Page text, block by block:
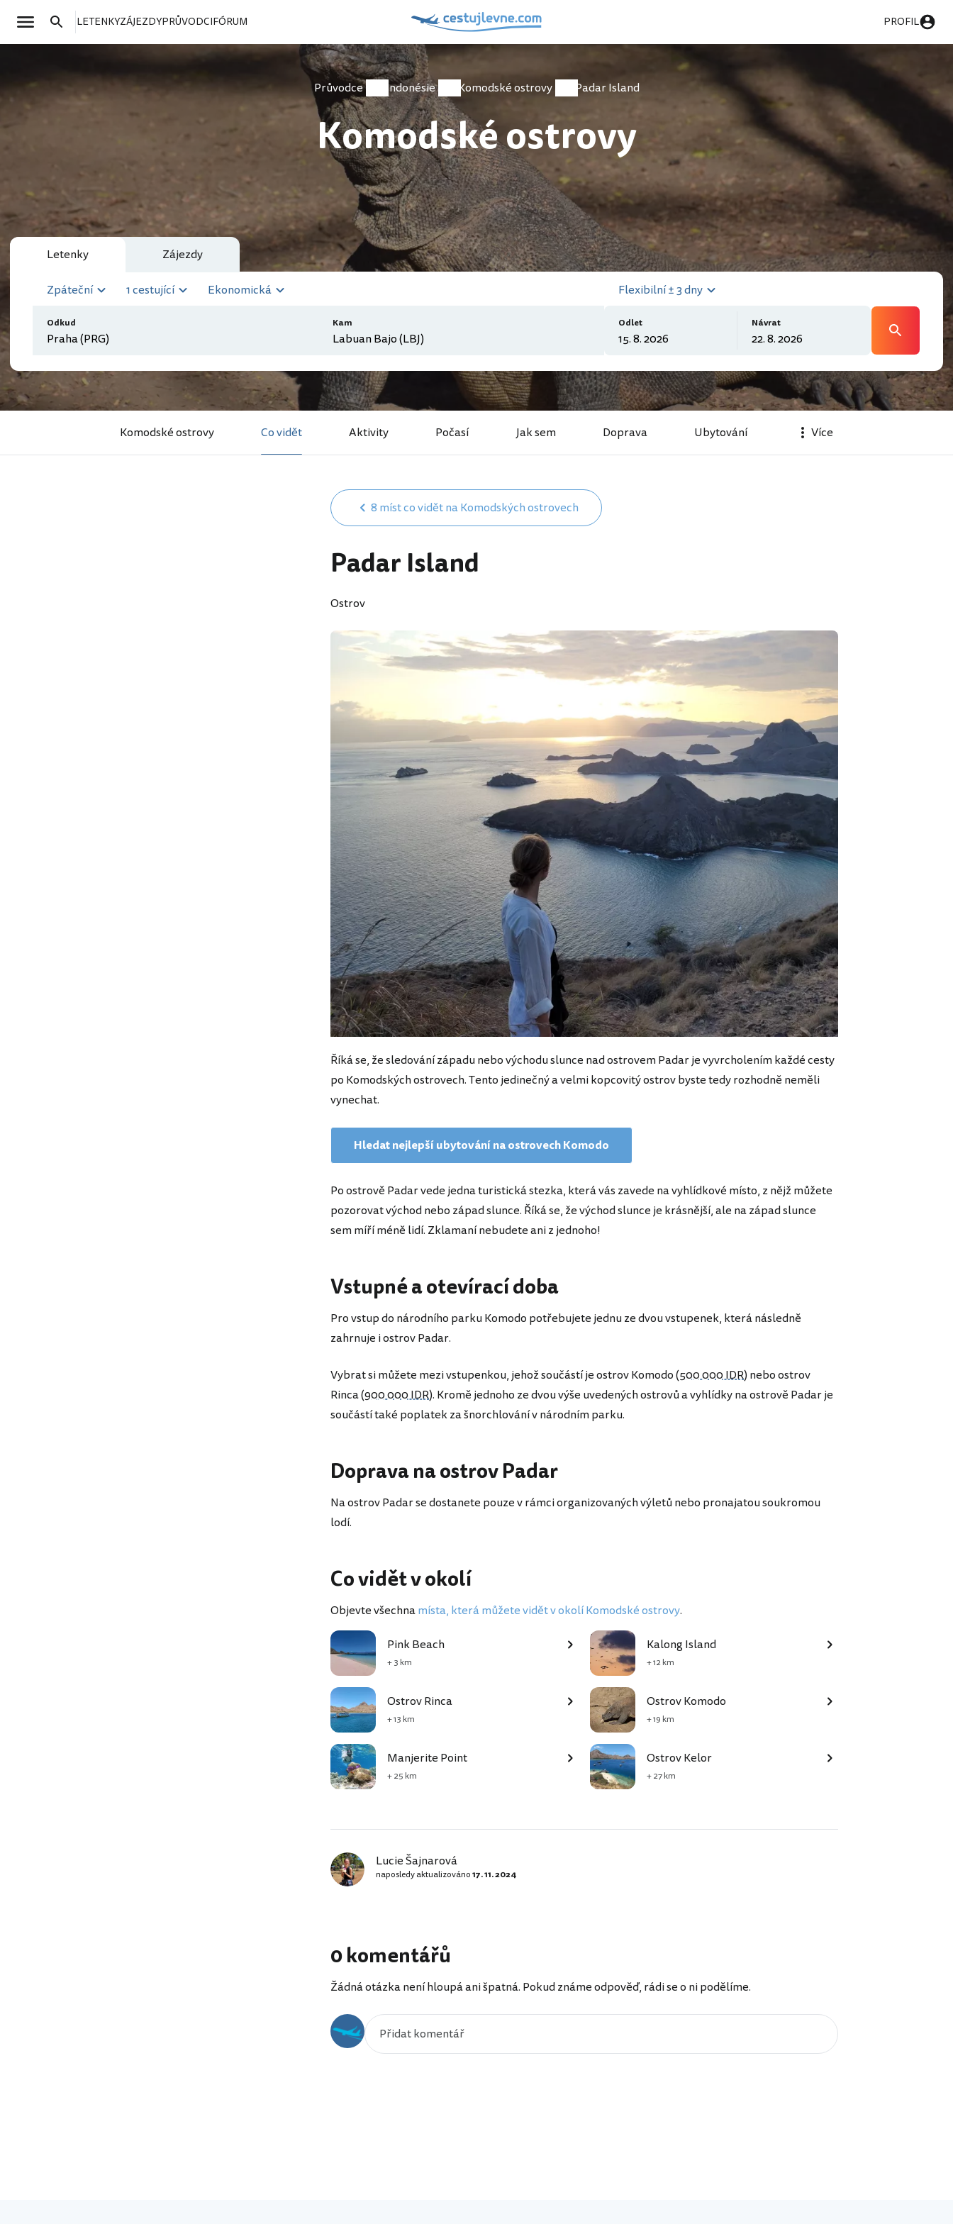
LETENKYZÁJEZDYPRŮVODCIFÓRUM PROFIL
Průvodce Indonésie Komodské ostrovy Padar Island
Komodské ostrovy
Letenky Zájezdy
Zpáteční 1 cestující Ekonomická
Odkud Kam
Flexibilní ± 3 dny
Odlet Návrat
Komodské ostrovy Co vidět Aktivity Počasí Jak sem Doprava Ubytování Více
8 míst co vidět na Komodských ostrovech
Padar Island
Ostrov
Říká se, že sledování západu nebo východu slunce nad ostrovem Padar je vyvrcholením každé cesty
po Komodských ostrovech. Tento jedinečný a velmi kopcovitý ostrov byste tedy rozhodně neměli
vynechat.
Hledat nejlepší ubytování na ostrovech Komodo
Po ostrově Padar vede jedna turistická stezka, která vás zavede na vyhlídkové místo, z nějž můžete
pozorovat východ nebo západ slunce. Říká se, že východ slunce je krásnější, ale na západ slunce
sem míří méně lidí. Zklamaní nebudete ani z jednoho!
Vstupné a otevírací doba
Pro vstup do národního parku Komodo potřebujete jednu ze dvou vstupenek, která následně
zahrnuje i ostrov Padar.
Vybrat si můžete mezi vstupenkou, jehož součástí je ostrov Komodo (500 000 IDR) nebo ostrov
Rinca (900 000 IDR). Kromě jednoho ze dvou výše uvedených ostrovů a vyhlídky na ostrově Padar je
součástí také poplatek za šnorchlování v národním parku.
Doprava na ostrov Padar
Na ostrov Padar se dostanete pouze v rámci organizovaných výletů nebo pronajatou soukromou
lodí.
Co vidět v okolí
Objevte všechnamísta, která můžete vidět v okolí Komodské ostrovy.
Pink Beach
+ 3 km
Kalong Island
+ 12 km
Ostrov Rinca
+ 13 km
Ostrov Komodo
+ 19 km
Manjerite Point
+ 25 km
Ostrov Kelor
+ 27 km
Lucie Šajnarová
naposledy aktualizováno17. 11. 2024
0 komentářů
Žádná otázka není hloupá ani špatná. Pokud známe odpověď, rádi se o ni podělíme.